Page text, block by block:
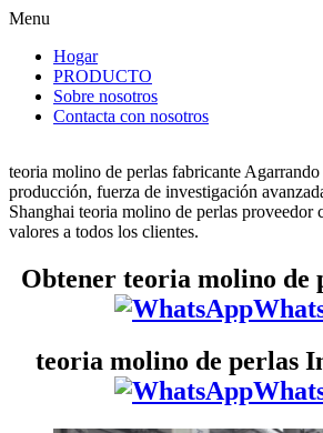
Menu
Hogar
PRODUCTO
Sobre nosotros
Contacta con nosotros
teoria molino de perlas fabricante
producción, fuerza de investigación
Shanghai teoria molino de perlas proveedor
valores a todos los clientes.
Obtener teoria molino de
teoria molino de perlas